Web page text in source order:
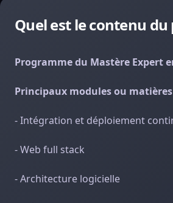
Quel est le contenu
Programme du Mastère Expert
Principaux modules ou
- Intégration et déploiement
- Web full stack
- Architecture logicielle